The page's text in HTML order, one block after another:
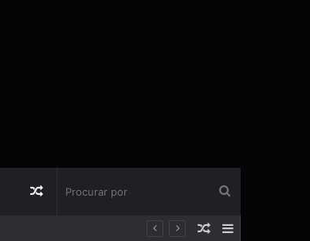
Artigo
Barra
Artigo